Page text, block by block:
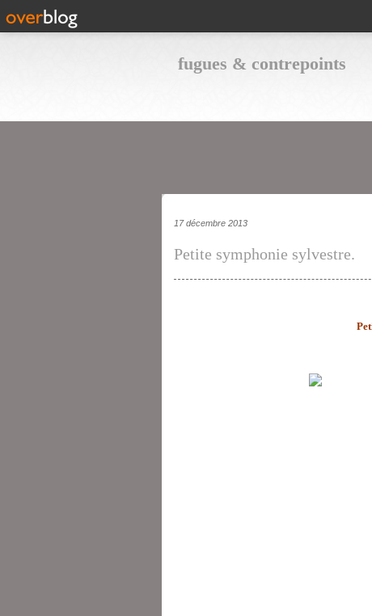
fugues & contrepoints
17 décembre 2013
Petite symphonie sylvestre.